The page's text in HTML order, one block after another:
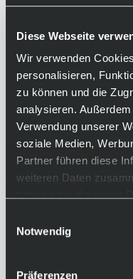
Diese Webseite
Wir verwenden
personalisieren,
zu können und die
analysieren.
Verwendung unserer
soziale Medien,
Partner führen diese
weiteren Daten
Notwendig
Präferenzen
Light Grey
199,90 € inkl. 19%
Auf Lager.
Lieferzeit: 2-3 Tage
Art.-Nr.: P122073
In